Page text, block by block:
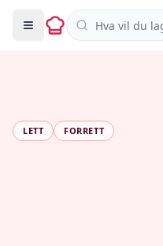
Søk i oppskrifter
LETT FORRETT